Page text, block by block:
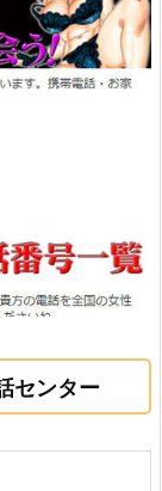
センター